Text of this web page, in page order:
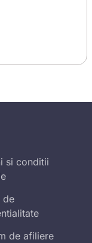
si conditii
de
de afiliere